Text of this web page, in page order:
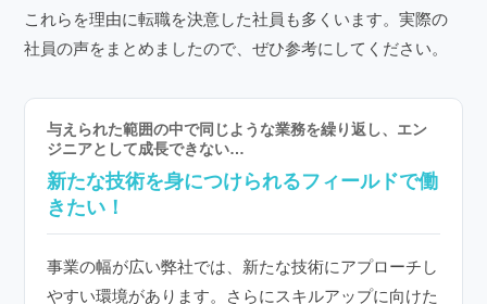
これらを理由に転職を決意した社員も多くいます。実際の
社員の声をまとめましたので、ぜひ参考にしてください。
与えられた範囲の中で同じような業務を繰り返し、エン
ジニアとして成長できない…
新たな技術を身につけられるフィールドで働
きたい！
事業の幅が広い弊社では、新たな技術にアプローチし
やすい環境があります。さらにスキルアップに向けた